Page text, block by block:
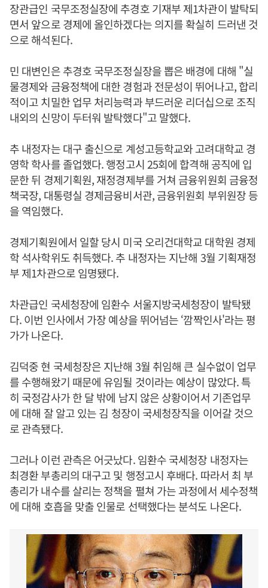
장관급인 국무조정실장에 추경호 기재부 제1차관이 발탁되
면서 앞으로 경제에 올인하겠다는 의지를 확실히 드러낸 것
으로 해석된다.
민 대변인은 추경호 국무조정실장을 뽑은 배경에 대해 "실
물경제와 금융정책에 대한 경험과 전문성이 뛰어나고, 합리
적이고 치밀한 업무 처리능력과 부드러운 리더십으로 조직
내외의 신망이 두터워 발탁했다"고 말했다.
추 내정자는 대구 출신으로 계성고등학교와 고려대학교 경
영학 학사를 졸업했다. 행정고시 25회에 합격해 공직에 입
문한 뒤 경제기획원, 재정경제부를 거쳐 금융위원회 금융정
책국장, 대통령실 경제금융비서관, 금융위원회 부위원장 등
을 역임했다.
경제기획원에서 일할 당시 미국 오리건대학교 대학원 경제
학 석사학위도 취득했다. 추 내정자는 지난해 3월 기획재정
부 제1차관으로 임명됐다.
차관급인 국세청장에 임환수 서울지방국세청장이 발탁됐
다. 이번 인사에서 가장 예상을 뛰어넘는 ‘깜짝인사'라는 평
가가 나온다.
김덕중 현 국세청장은 지난해 3월 취임해 큰 실수없이 업무
를 수행해왔기 때문에 유임될 것이라는 예상이 많았다. 특
히 국정감사가 한 달 밖에 남지 않은 상황이어서 기존업무
에 대해 잘 알고 있는 김 청장이 국세청장직을 이어갈 것으
로 관측됐다.
그러나 이런 관측은 어긋났다. 임환수 국세청장 내정자는
최경환 부총리의 대구고 및 행정고시 후배다. 따라서 최 부
총리가 내수를 살리는 정책을 펼쳐 가는 과정에서 세수정책
에 대해 호흡을 맞출 인물로 선택했다는 분석도 나온다.